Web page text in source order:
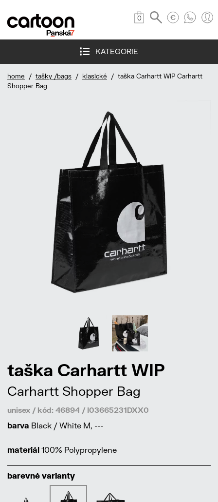
0
KATEGORIE
home / tašky /bags / klasické / taška Carhartt WIP Carhartt
Shopper Bag
taška Carhartt WIP
Carhartt Shopper Bag
unisex / kód: 46894 / I03665231DXX0
barva Black / White M, ---
materiál 100% Polypropylene
barevné varianty